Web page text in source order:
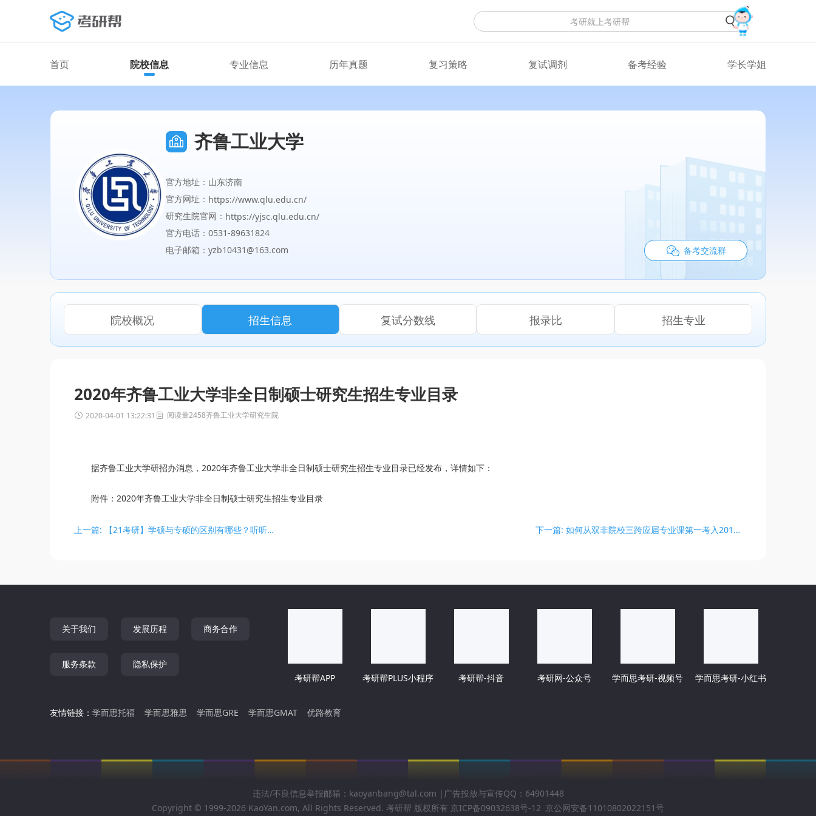
首页 院校信息 专业信息 历年真题 复习策略 复试调剂 备考经验 学长学姐
齐鲁工业大学
官方地址：山东济南
官方网址： https://www.qlu.edu.cn/
研究生院官网： https://yjsc.qlu.edu.cn/
官方电话：0531-89631824
电子邮箱：yzb10431@163.com
备考交流群
院校概况 招生信息 复试分数线 报录比 招生专业
2020年齐鲁工业大学非全日制硕士研究生招生专业目录
2020-04-01 13:22:31 阅读量2458齐鲁工业大学研究生院
据齐鲁工业大学研招办消息，2020年齐鲁工业大学非全日制硕士研究生招生专业目录已经发布，详情如下：
附件： 2020年齐鲁工业大学非全日制硕士研究生招生专业目录
上一篇: 【21考研】学硕与专硕的区别有哪些？听听过来人的忠告！ 下一篇: 如何从双非院校三跨应届专业课第一考入2019级清华美院陶
关于我们 发展历程 商务合作
服务条款
隐私保护
考研帮APP
考研帮PLUS小程序 考研帮-抖音 考研网-公众号 学而思考研-视频号 学而思考研-小红书
友情链接： 学而思托福 学而思雅思 学而思GRE 学而思GMAT 优路教育
违法/不良信息举报邮箱：kaoyanbang@tal.com |广告投放与宣传QQ：64901448
Copyright © 1999-2026 KaoYan.com, All Rights Reserved. 考研帮 版权所有 京ICP备09032638号-12 京公网安备11010802022151号